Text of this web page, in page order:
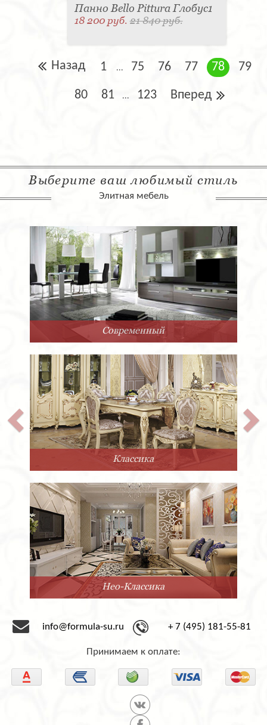
Панно Bello Pittura Глобус1
18 200 руб.21 840 руб.
Назад 1 ... 75 76 77 78 79
80 81 ... 123 Вперед
Выберите ваш любимый стиль
Элитная мебель
Современный
Классика
Нео-Классика
info@formula-su.ru + 7 (495) 181-55-81
Принимаем к оплате: